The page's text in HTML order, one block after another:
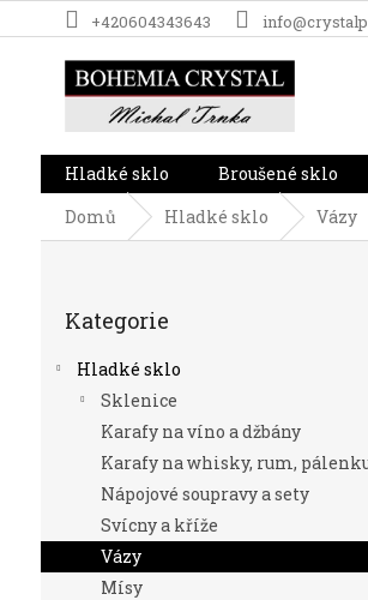
na
+420604343643
Hladké sklo Broušené sklo
Domů
Hladké sklo Vázy
n
e
kategorie
Kategorie
Hladké sklo
Sklenice
Karafy na víno a džbány
Karafy na whisky, rum,
Nápojové soupravy a sety
Svícny a kříže
Vázy
Mísy